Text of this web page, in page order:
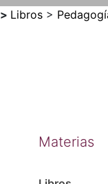
> Libros >
Materias